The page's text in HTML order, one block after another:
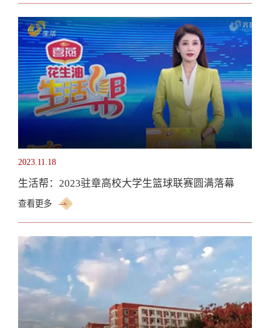
2023.11.18
生活帮：2023驻章高校大学生篮球联赛圆满落幕
查看更多